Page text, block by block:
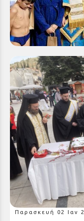
Με ιδιαίτερη
εορτάστηκε η
στην Ιερά
παρουσία πλήθους
Κοπή
Καλαβρύτων από
Μητροπολίτη
Ιερώνυμο
Παρασκευή 02 Ιαν